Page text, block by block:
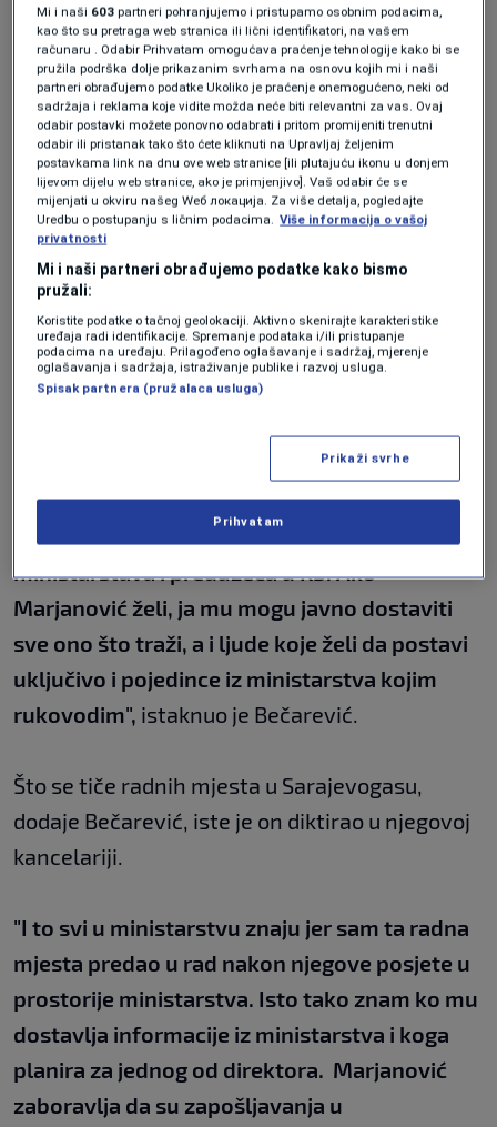
https://n1info.ba/vijesti/marjanovic-
odgovorio-na-optuzbe-becarevica-radujem-
se-ponedjeljku/
Posebno ta rečenica, zasmetala je Bečareviću,
koji mu je ponovo odgovorio.
"Sa Trojkom nemam nikakav animozitet niti
sam spomenuo Trojku u kontekstu rada
Sarajevogasa. Animozitet koji imam je prema
trgovcu Marjanoviću koji se ponaša kao
vlasnik Sarajevogasa. Marjanović nije dao
odgovor na pitanje da li je on dao ime za v.d.
direktora Sarajevogasa ili njegov kolega
Lemezan sa kojim sjedi i dogovara pozicije
ministarstava i preduzeca u KS. Ako
Marjanović želi, ja mu mogu javno dostaviti
sve ono što traži, a i ljude koje želi da postavi
uključivo i pojedince iz ministarstva kojim
rukovodim", istaknuo je Bečarević.
Što se tiče radnih mjesta u Sarajevogasu,
dodaje Bečarević, iste je on diktirao u njegovoj
kancelariji.
"I to svi u ministarstvu znaju jer sam ta radna
mjesta predao u rad nakon njegove posjete u
prostorije ministarstva. Isto tako znam ko mu
dostavlja informacije iz ministarstva i koga
planira za jednog od direktora. Marjanović
zaboravlja da su zapošljavanja u
Mi i naši 603 partneri pohranjujemo i pristupamo osobnim podacima,
kao što su pretraga web stranica ili lični identifikatori, na vašem
računaru . Odabir Prihvatam omogućava praćenje tehnologije kako bi se
pružila podrška dolje prikazanim svrhama na osnovu kojih mi i naši
partneri obrađujemo podatke Ukoliko je praćenje onemogućeno, neki od
sadržaja i reklama koje vidite možda neće biti relevantni za vas. Ovaj
odabir postavki možete ponovno odabrati i pritom promijeniti trenutni
odabir ili pristanak tako što ćete kliknuti na Upravljaj željenim
postavkama link na dnu ove web stranice [ili plutajuću ikonu u donjem
lijevom dijelu web stranice, ako je primjenjivo]. Vaš odabir će se
mijenjati u okviru našeg Wеб локација. Za više detalja, pogledajte
Uredbu o postupanju s ličnim podacima. Više informacija o vašoj
privatnosti
Mi i naši partneri obrađujemo podatke kako bismo
pružali:
Koristite podatke o tačnoj geolokaciji. Aktivno skenirajte karakteristike
uređaja radi identifikacije. Spremanje podataka i/ili pristupanje
podacima na uređaju. Prilagođeno oglašavanje i sadržaj, mjerenje
oglašavanja i sadržaja, istraživanje publike i razvoj usluga.
Spisak partnera (pružalaca usluga)
Prikaži svrhe
Prihvatam